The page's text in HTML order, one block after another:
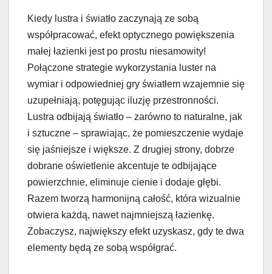
Kiedy lustra i światło zaczynają ze sobą
współpracować, efekt optycznego powiększenia
małej łazienki jest po prostu niesamowity!
Połączone strategie wykorzystania luster na
wymiar i odpowiedniej gry światłem wzajemnie się
uzupełniają, potęgując iluzję przestronności.
Lustra odbijają światło – zarówno to naturalne, jak
i sztuczne – sprawiając, że pomieszczenie wydaje
się jaśniejsze i większe. Z drugiej strony, dobrze
dobrane oświetlenie akcentuje te odbijające
powierzchnie, eliminuje cienie i dodaje głębi.
Razem tworzą harmonijną całość, która wizualnie
otwiera każdą, nawet najmniejszą łazienkę.
Zobaczysz, największy efekt uzyskasz, gdy te dwa
elementy będą ze sobą współgrać.